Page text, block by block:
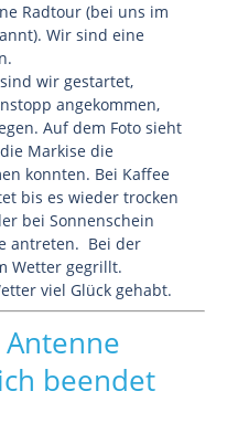
Radtour (bei uns im
Wir sind eine
wir gestartet,
angekommen,
Auf dem Foto sieht
Markise die
konnten. Bei Kaffee
bis es wieder trocken
bei Sonnenschein
antreten. Bei der
Wetter gegrillt.
viel Glück gehabt.
beendet